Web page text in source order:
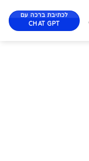
לכתיבת ברכה עם
CHAT GPT